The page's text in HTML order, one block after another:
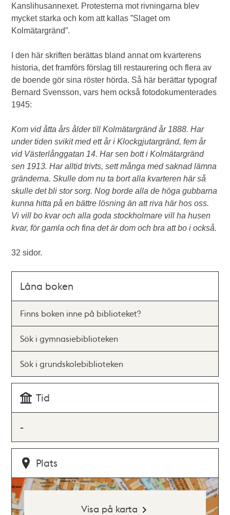
Kanslihusannexet. Protesterna mot rivningarna blev
mycket starka och kom att kallas ”Slaget om
Kolmätargränd”.
I den här skriften berättas bland annat om kvarterens
historia, det framförs förslag till restaurering och flera av
de boende gör sina röster hörda. Så här berättar typograf
Bernard Svensson, vars hem också fotodokumenterades
1945:
Kom vid åtta års ålder till Kolmätargränd år 1888. Har
under tiden svikit med ett år i Klockgjutargränd, fem år
vid Västerlånggatan 14. Har sen bott i Kolmätargränd
sen 1913. Har alltid trivts, sett många med saknad lämna
gränderna. Skulle dom nu ta bort alla kvarteren här så
skulle det bli stor sorg. Nog borde alla de höga gubbarna
kunna hitta på en bättre lösning än att riva här hos oss.
Vi vill bo kvar och alla goda stockholmare vill ha husen
kvar, för gamla och fina det är dom och bra att bo i också.
32 sidor.
Låna boken
Finns boken inne på biblioteket?
Sök i gymnasiebiblioteken
Sök i grundskolebiblioteken
Tid
-
Plats
Visa på karta